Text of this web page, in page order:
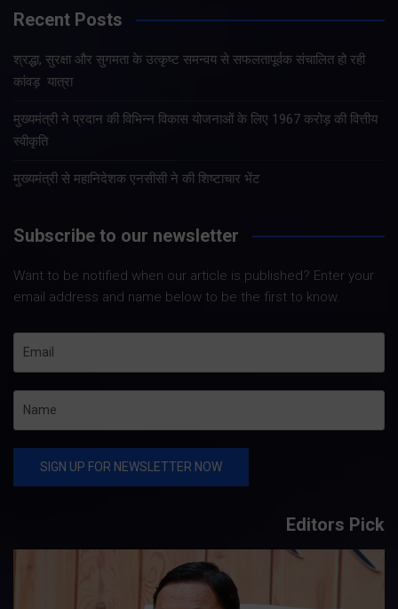
Recent Posts
श्रद्धा, सुरक्षा और सुगमता के उत्कृष्ट समन्वय से सफलतापूर्वक संचालित हो रही
कांवड़ यात्रा
मुख्यमंत्री ने प्रदान की विभिन्न विकास योजनाओं के लिए 1967 करोड़ की वित्तीय
स्वीकृति
मुख्यमंत्री से महानिदेशक एनसीसी ने की शिष्टाचार भेंट
Subscribe to our newsletter
Want to be notified when our article is published? Enter your
email address and name below to be the first to know.
Editors Pick